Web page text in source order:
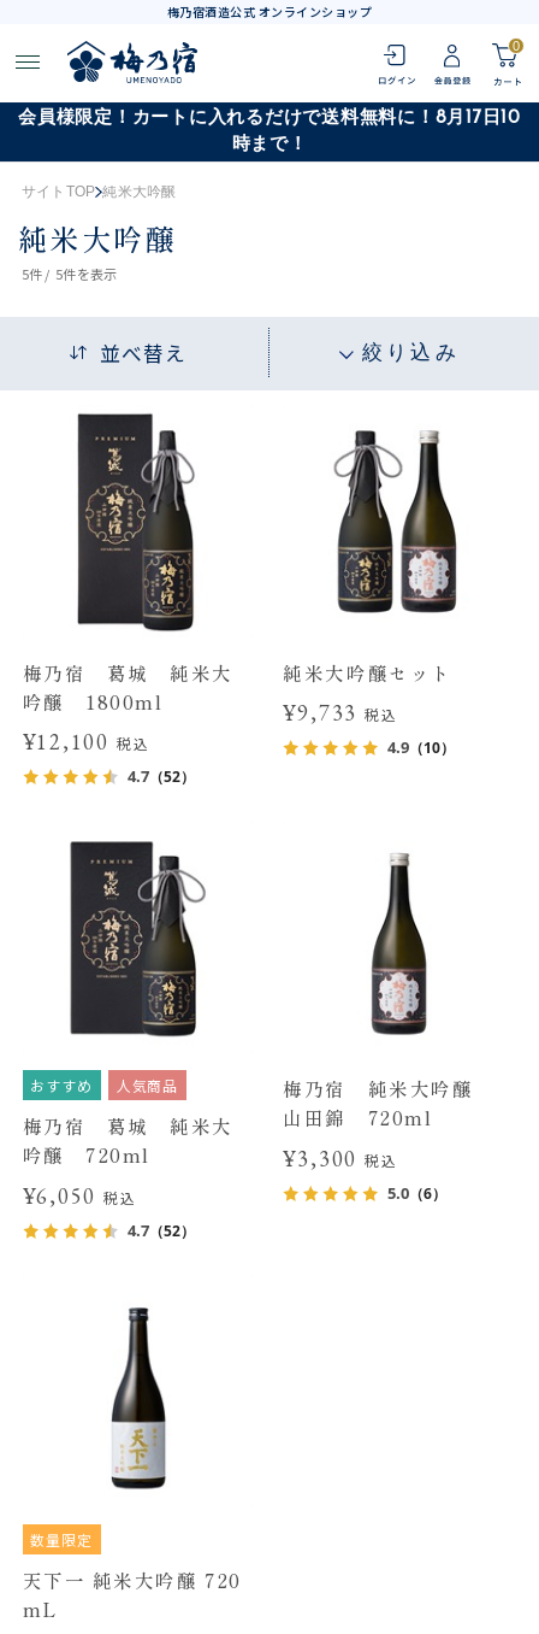
梅乃宿酒造公式 オンラインショップ
0
会員様限定！カートに入れるだけで送料無料に！8月17日10
時まで！
サイトTOP 純米大吟醸
純米大吟醸
5件 / 5件を表示
並べ替え 絞り込み
梅乃宿 葛城 純米大
吟醸 1800ml
¥12,100 税込
4.7（52）
純米大吟醸セット
¥9,733 税込
4.9 （10）
おすすめ 人気商品
梅乃宿 葛城 純米大
吟醸 720ml
¥6,050税込
4.7（52）
梅乃宿 純米大吟醸
山田錦 720ml
¥3,300 税込
5.0 （6）
数量限定
天下一 純米大吟醸 720
mL